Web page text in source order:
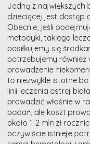
Jedną z największych
dziecięcej jest dostęp
Obecnie, jeśli
metodyki, takiego
posiłkujemy się
potrzebujemy również
prowadzenie
to niezwykle istotne
linii leczenia ostrej
prowadzić właśnie w
badań, ale koszt
około 1-2 mln zł
oczywiście istnieje